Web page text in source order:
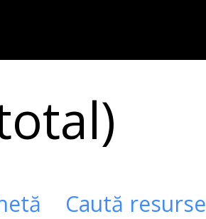
Caută resurse